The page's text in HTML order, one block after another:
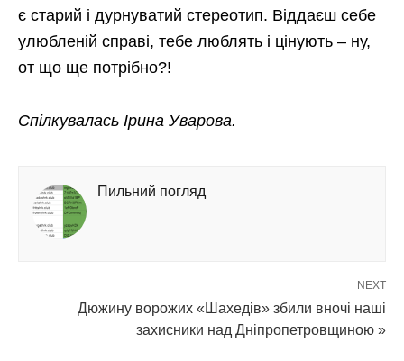
є старий і дурнуватий стереотип. Віддаєш себе
улюбленій справі, тебе люблять і цінують – ну,
от що ще потрібно?!
Спілкувалась Ірина Уварова.
Пильний погляд
NEXT
Дюжину ворожих «Шахедів» збили вночі наші
захисники над Дніпропетровщиною »